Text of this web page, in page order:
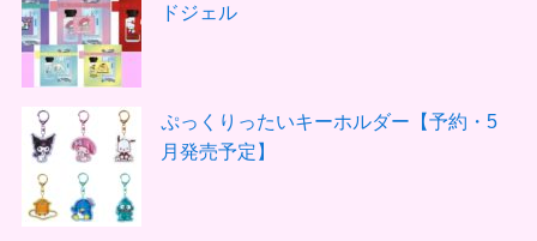
ドジェル
ぷっくりったいキーホルダー【予約・5
月発売予定】